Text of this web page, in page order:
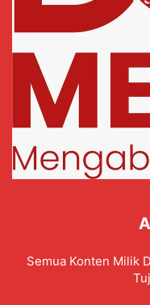
Semua Konten Milik